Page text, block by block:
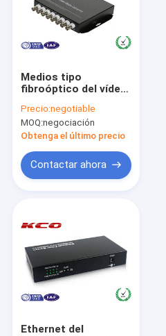
Los vídeos
Sobre nosotros
Contacta con nosotros
Noticias
De fibra óptica Splitter
Fibra cuerda de remiendo
Medios tipo
fibroóptico del vídeo
datos del cobre de
Ethernet del
convertidor
Precio:negotiable
MOQ:negociación
Obtenga el último precio
Contactar ahora
Ethernet del